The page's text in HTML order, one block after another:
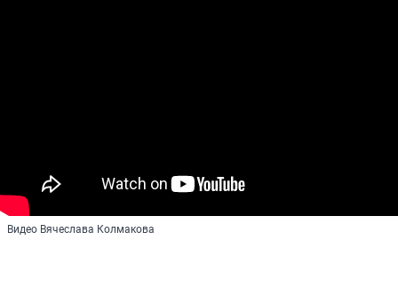
Видео Вячеслава Колмакова